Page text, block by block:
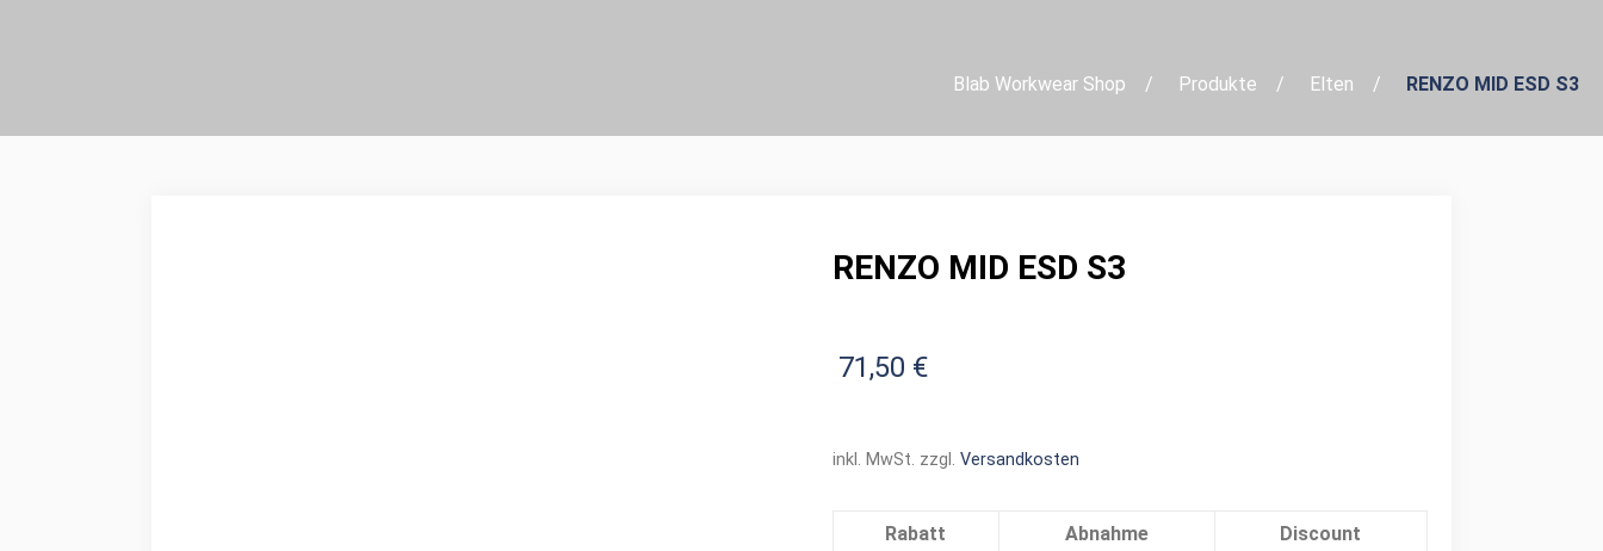
Blab Workwear Shop Produkte Elten RENZO MID ESD S3
RENZO MID ESD S3
71,50 €
inkl. MwSt. zzgl. Versandkosten
Rabatt Abnahme Discount